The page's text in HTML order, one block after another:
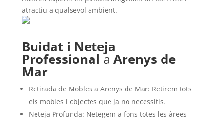
atractiu a qualsevol ambient.
Buidat i Neteja
Professional a Arenys de
Mar
Retirada de Mobles a Arenys de Mar: Retirem tots
els mobles i objectes que ja no necessitis.
Neteja Profunda: Netegem a fons totes les àrees